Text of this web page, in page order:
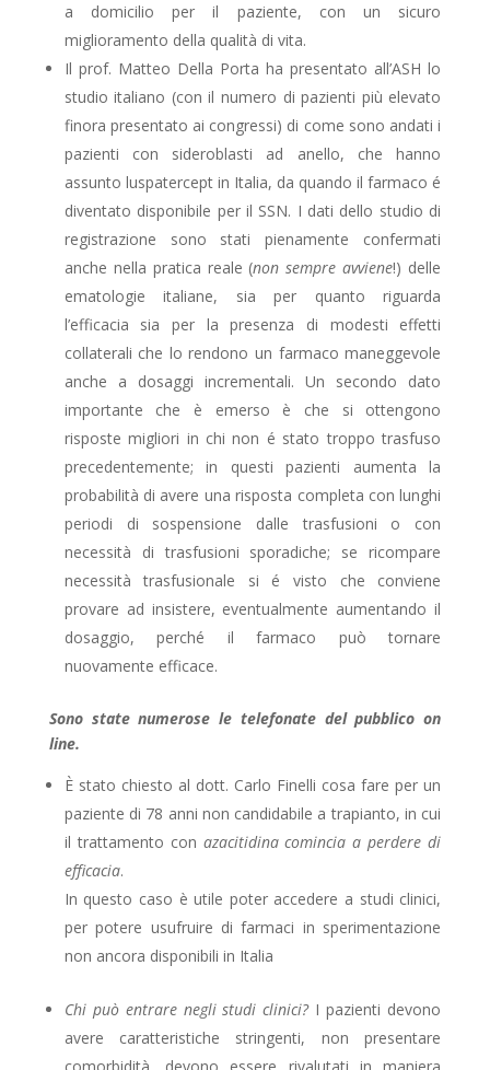
a domicilio per il paziente, con un sicuro
miglioramento della qualità di vita.
Il prof. Matteo Della Porta ha presentato all’ASH lo
studio italiano (con il numero di pazienti più elevato
finora presentato ai congressi) di come sono andati i
pazienti con sideroblasti ad anello, che hanno
assunto luspatercept in Italia, da quando il farmaco é
diventato disponibile per il SSN. I dati dello studio di
registrazione sono stati pienamente confermati
anche nella pratica reale (non sempre avviene!) delle
ematologie italiane, sia per quanto riguarda
l’efficacia sia per la presenza di modesti effetti
collaterali che lo rendono un farmaco maneggevole
anche a dosaggi incrementali. Un secondo dato
importante che è emerso è che si ottengono
risposte migliori in chi non é stato troppo trasfuso
precedentemente; in questi pazienti aumenta la
probabilità di avere una risposta completa con lunghi
periodi di sospensione dalle trasfusioni o con
necessità di trasfusioni sporadiche; se ricompare
necessità trasfusionale si é visto che conviene
provare ad insistere, eventualmente aumentando il
dosaggio, perché il farmaco può tornare
nuovamente efficace.
Sono state numerose le telefonate del pubblico on
line.
È stato chiesto al dott. Carlo Finelli cosa fare per un
paziente di 78 anni non candidabile a trapianto, in cui
il trattamento con azacitidina comincia a perdere di
efficacia.
In questo caso è utile poter accedere a studi clinici,
per potere usufruire di farmaci in sperimentazione
non ancora disponibili in Italia
Chi può entrare negli studi clinici?I pazienti devono
avere caratteristiche stringenti, non presentare